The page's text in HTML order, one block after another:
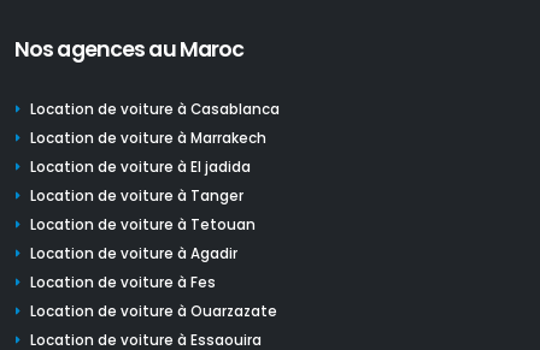
Nos agences au Maroc
Location de voiture à Casablanca
Location de voiture à Marrakech
Location de voiture à El jadida
Location de voiture à Tanger
Location de voiture à Tetouan
Location de voiture à Agadir
Location de voiture à Fes
Location de voiture à Ouarzazate
Location de voiture à Essaouira